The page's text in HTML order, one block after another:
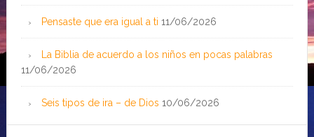
Pensaste que era igual a ti 11/06/2026
La Biblia de acuerdo a los niños en pocas palabras
11/06/2026
Seis tipos de ira – de Dios 10/06/2026